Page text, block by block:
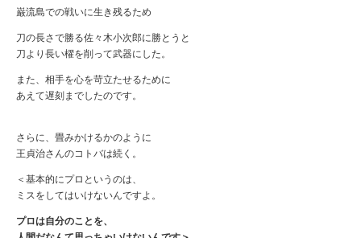
巌流島での戦いに生き残るため
刀の長さで勝る佐々木小次郎に勝とうと
刀より長い櫂を削って武器にした。
また、相手を心を苛立たせるために
あえて遅刻までしたのです。
さらに、畳みかけるかのように
王貞治さんのコトバは続く。
＜基本的にプロというのは、
ミスをしてはいけないんですよ。
プロは自分のことを、